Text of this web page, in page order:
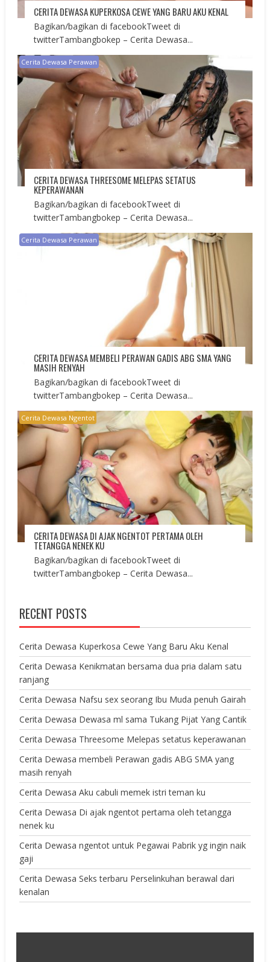
CERITA DEWASA KUPERKOSA CEWE YANG BARU AKU KENAL
Bagikan/bagikan di facebookTweet di
twitterTambangbokep – Cerita Dewasa...
Cerita Dewasa Perawan
CERITA DEWASA THREESOME MELEPAS SETATUS
KEPERAWANAN
Bagikan/bagikan di facebookTweet di
twitterTambangbokep – Cerita Dewasa...
Cerita Dewasa Perawan
CERITA DEWASA MEMBELI PERAWAN GADIS ABG SMA YANG
MASIH RENYAH
Bagikan/bagikan di facebookTweet di
twitterTambangbokep – Cerita Dewasa...
Cerita Dewasa Ngentot
CERITA DEWASA DI AJAK NGENTOT PERTAMA OLEH
TETANGGA NENEK KU
Bagikan/bagikan di facebookTweet di
twitterTambangbokep – Cerita Dewasa...
RECENT POSTS
Cerita Dewasa Kuperkosa Cewe Yang Baru Aku Kenal
Cerita Dewasa Kenikmatan bersama dua pria dalam satu
ranjang
Cerita Dewasa Nafsu sex seorang Ibu Muda penuh Gairah
Cerita Dewasa Dewasa ml sama Tukang Pijat Yang Cantik
Cerita Dewasa Threesome Melepas setatus keperawanan
Cerita Dewasa membeli Perawan gadis ABG SMA yang
masih renyah
Cerita Dewasa Aku cabuli memek istri teman ku
Cerita Dewasa Di ajak ngentot pertama oleh tetangga
nenek ku
Cerita Dewasa ngentot untuk Pegawai Pabrik yg ingin naik
gaji
Cerita Dewasa Seks terbaru Perselinkuhan berawal dari
kenalan